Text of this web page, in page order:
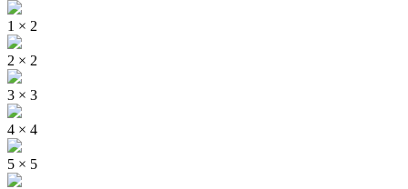
1 × 2
2 × 2
3 × 3
4 × 4
5 × 5